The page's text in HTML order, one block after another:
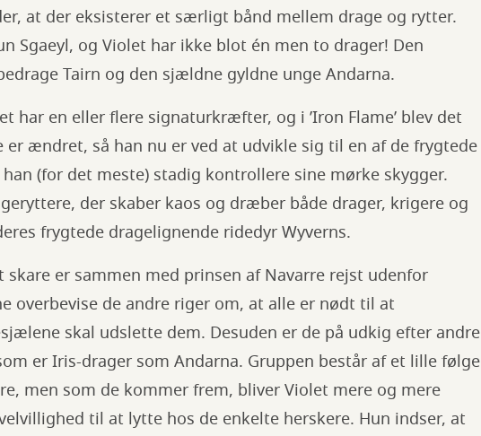
at der eksisterer et særligt bånd mellem drage og rytter.
Sgaeyl, og Violet har ikke blot én men to drager! Den
Tairn og den sjældne gyldne unge Andarna.
har en eller flere signaturkræfter, og i ’Iron Flame’ blev det
er ændret, så han nu er ved at udvikle sig til en af de frygtede
(for det meste) stadig kontrollere sine mørke skygger.
der skaber kaos og dræber både drager, krigere og
frygtede dragelignende ridedyr Wyverns.
er sammen med prinsen af Navarre rejst udenfor
overbevise de andre riger om, at alle er nødt til at
skal udslette dem. Desuden er de på udkig efter andre
er Iris-drager som Andarna. Gruppen består af et lille følge
men som de kommer frem, bliver Violet mere og mere
til at lytte hos de enkelte herskere. Hun indser, at